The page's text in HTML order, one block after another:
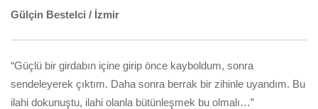
Gülçin Bestelci / İzmir
“Güçlü bir girdabın içine girip önce kayboldum, sonra
sendeleyerek çıktım. Daha sonra berrak bir zihinle uyandım. Bu
ilahi dokunuştu, ilahi olanla bütünleşmek bu olmalı…”